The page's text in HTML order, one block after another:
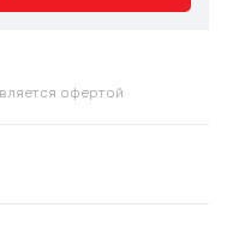
офертой